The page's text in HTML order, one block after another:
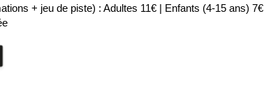
+ jeu de piste) : Adultes 11€ | Enfants (4-15 ans) 7€